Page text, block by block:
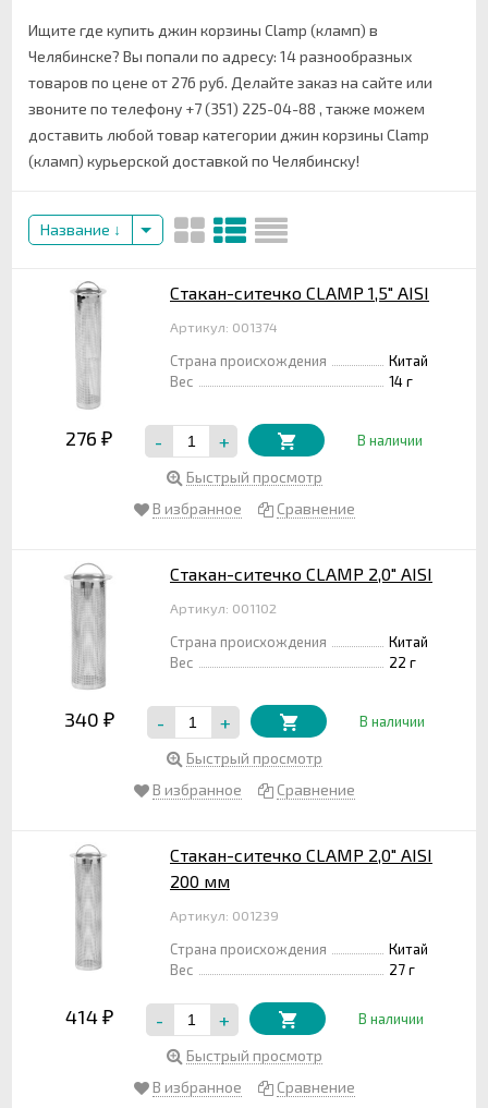
Ищите где купить джин корзины Clamp (кламп) в
Челябинске? Вы попали по адресу: 14 разнообразных
товаров по цене от 276 руб. Делайте заказ на сайте или
звоните по телефону +7 (351) 225-04-88 , также можем
доставить любой товар категории джин корзины Clamp
(кламп) курьерской доставкой по Челябинску!
Название
Стакан-ситечко CLAMP 1,5" AISI
Артикул: 001374
Страна происхождения
Китай
Вес
14 г
276 ₽ - + В наличии
Быстрый просмотр
В избранное
Сравнение
Стакан-ситечко CLAMP 2,0" AISI
Артикул: 001102
Страна происхождения
Китай
Вес
22 г
340 ₽ - + В наличии
Быстрый просмотр
В избранное
Сравнение
Стакан-ситечко CLAMP 2,0" AISI
200 мм
Артикул: 001239
Страна происхождения
Китай
Вес
27 г
414 ₽ - + В наличии
Быстрый просмотр
В избранное
Сравнение